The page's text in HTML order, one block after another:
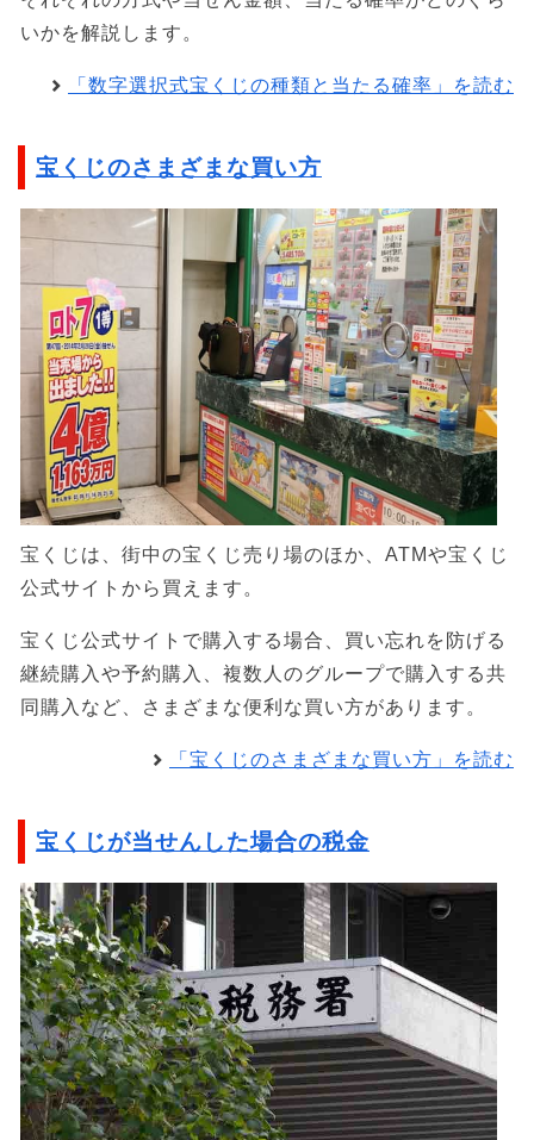
いかを解説します。
「数字選択式宝くじの種類と当たる確率」を読む
宝くじのさまざまな買い方
宝くじは、街中の宝くじ売り場のほか、ATMや宝くじ
公式サイトから買えます。
宝くじ公式サイトで購入する場合、買い忘れを防げる
継続購入や予約購入、複数人のグループで購入する共
同購入など、さまざまな便利な買い方があります。
「宝くじのさまざまな買い方」を読む
宝くじが当せんした場合の税金